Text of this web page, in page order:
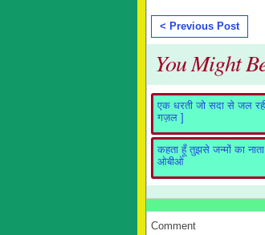
< Previous Post
You Might
एक धरती जो सदा से जल
गज़ल ]
कहता हूँ तुझसे जन्मों का
ओबीओ
Comment